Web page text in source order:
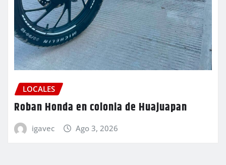
LOCALES
Roban Honda en colonia de Huajuapan
igavec Ago 3, 2026